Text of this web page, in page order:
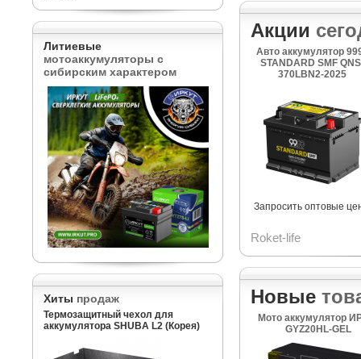
Литиевые
мотоаккумуляторы с
сибирским характером
Хиты продаж
Термозащитный чехол для
аккумулятора SHUBA L2 (Корея)
Акции
Авто аккумулятор
STANDARD SMF
370LBN2-2025
Запросить оптовые
Roket-life
Новые
Мото аккумулятор
GYZ20HL-GEL